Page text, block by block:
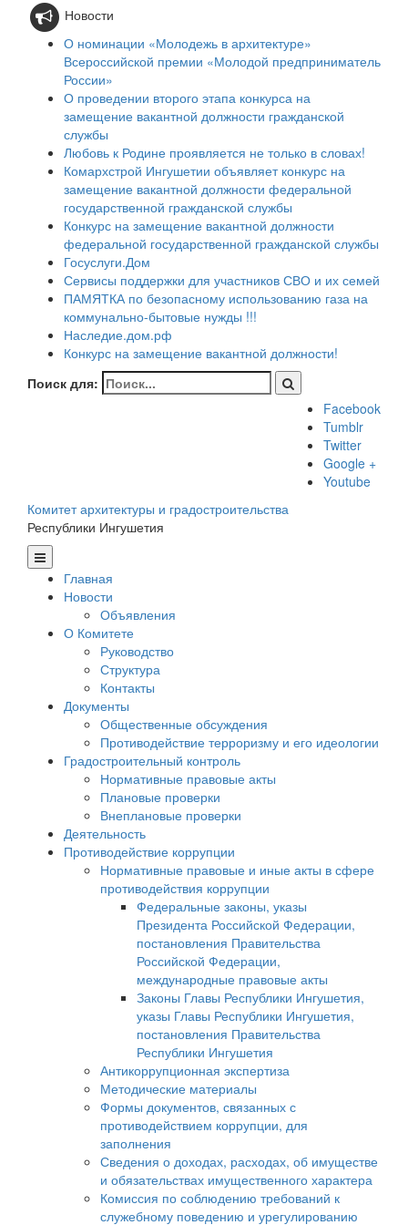
Новости
О номинации «Молодежь в архитектуре»
Всероссийской премии «Молодой предприниматель
России»
О проведении второго этапа конкурса на
замещение вакантной должности гражданской
службы
Любовь к Родине проявляется не только в словах!
Комархстрой Ингушетии объявляет конкурс на
замещение вакантной должности федеральной
государственной гражданской службы
Конкурс на замещение вакантной должности
федеральной государственной гражданской службы
Госуслуги.Дом
Сервисы поддержки для участников СВО и их семей
ПАМЯТКА по безопасному использованию газа на
коммунально-бытовые нужды !!!
Наследие.дом.рф
Конкурс на замещение вакантной должности!
Поиск для:
Facebook
Tumblr
Twitter
Google +
Youtube
Комитет архитектуры и градостроительства
Республики Ингушетия
Главная
Новости
Объявления
О Комитете
Руководство
Структура
Контакты
Документы
Общественные обсуждения
Противодействие терроризму и его идеологии
Градостроительный контроль
Нормативные правовые акты
Плановые проверки
Внеплановые проверки
Деятельность
Противодействие коррупции
Нормативные правовые и иные акты в сфере
противодействия коррупции
Федеральные законы, указы
Президента Российской Федерации,
постановления Правительства
Российской Федерации,
международные правовые акты
Законы Главы Республики Ингушетия,
указы Главы Республики Ингушетия,
постановления Правительства
Республики Ингушетия
Антикоррупционная экспертиза
Методические материалы
Формы документов, связанных с
противодействием коррупции, для
заполнения
Сведения о доходах, расходах, об имуществе
и обязательствах имущественного характера
Комиссия по соблюдению требований к
служебному поведению и урегулированию